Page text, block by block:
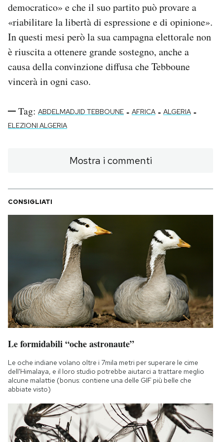
democratico» e che il suo partito può provare a
«riabilitare la libertà di espressione e di opinione».
In questi mesi però la sua campagna elettorale non
è riuscita a ottenere grande sostegno, anche a
causa della convinzione diffusa che Tebboune
vincerà in ogni caso.
Tag: ABDELMADJID TEBBOUNE - AFRICA - ALGERIA -
ELEZIONI ALGERIA
Mostra i commenti
CONSIGLIATI
Le formidabili “oche astronaute”
Le oche indiane volano oltre i 7mila metri per superare le cime
dell'Himalaya, e il loro studio potrebbe aiutarci a trattare meglio
alcune malattie (bonus: contiene una delle GIF più belle che
abbiate visto)